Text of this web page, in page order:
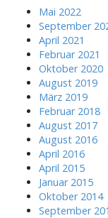
Mai 2022
September
April 2021
Februar 2021
Oktober 2020
August 2019
März 2019
Februar 2018
August 2017
August 2016
April 2016
April 2015
Januar 2015
Oktober 2014
September